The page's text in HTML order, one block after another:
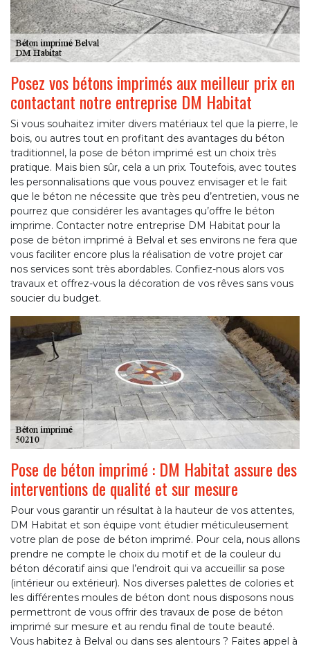
Posez vos bétons imprimés aux meilleur prix en
contactant notre entreprise DM Habitat
Si vous souhaitez imiter divers matériaux tel que la pierre, le
bois, ou autres tout en profitant des avantages du béton
traditionnel, la pose de béton imprimé est un choix très
pratique. Mais bien sûr, cela a un prix. Toutefois, avec toutes
les personnalisations que vous pouvez envisager et le fait
que le béton ne nécessite que très peu d’entretien, vous ne
pourrez que considérer les avantages qu’offre le béton
imprime. Contacter notre entreprise DM Habitat pour la
pose de béton imprimé à Belval et ses environs ne fera que
vous faciliter encore plus la réalisation de votre projet car
nos services sont très abordables. Confiez-nous alors vos
travaux et offrez-vous la décoration de vos rêves sans vous
soucier du budget.
Pose de béton imprimé : DM Habitat assure des
interventions de qualité et sur mesure
Pour vous garantir un résultat à la hauteur de vos attentes,
DM Habitat et son équipe vont étudier méticuleusement
votre plan de pose de béton imprimé. Pour cela, nous allons
prendre ne compte le choix du motif et de la couleur du
béton décoratif ainsi que l’endroit qui va accueillir sa pose
(intérieur ou extérieur). Nos diverses palettes de colories et
les différentes moules de béton dont nous disposons nous
permettront de vous offrir des travaux de pose de béton
imprimé sur mesure et au rendu final de toute beauté.
Vous habitez à Belval ou dans ses alentours ? Faites appel à